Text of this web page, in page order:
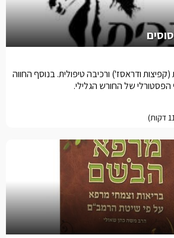
ודראסז') ורכיבה טיפולית. בנוסף החווה
הפסטורלי של החורש הגלילי.